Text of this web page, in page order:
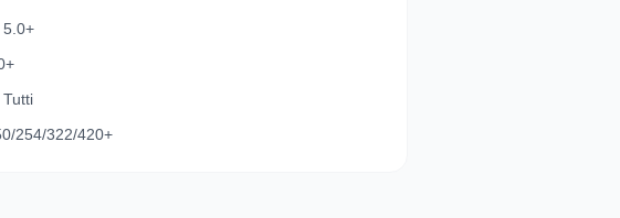
5.0+
254/322/420+